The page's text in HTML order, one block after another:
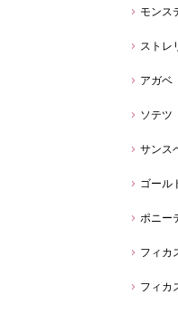
モンス
ストレ
アガベ
ソテツ
サンス
ゴール
ポニー
フィカ
フィカ